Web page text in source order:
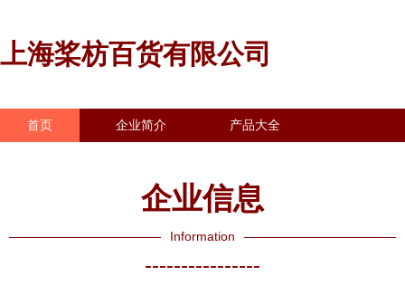
上海桨枋百货有限公司
首页 企业简介 产品大全
企业信息
Information
----------------